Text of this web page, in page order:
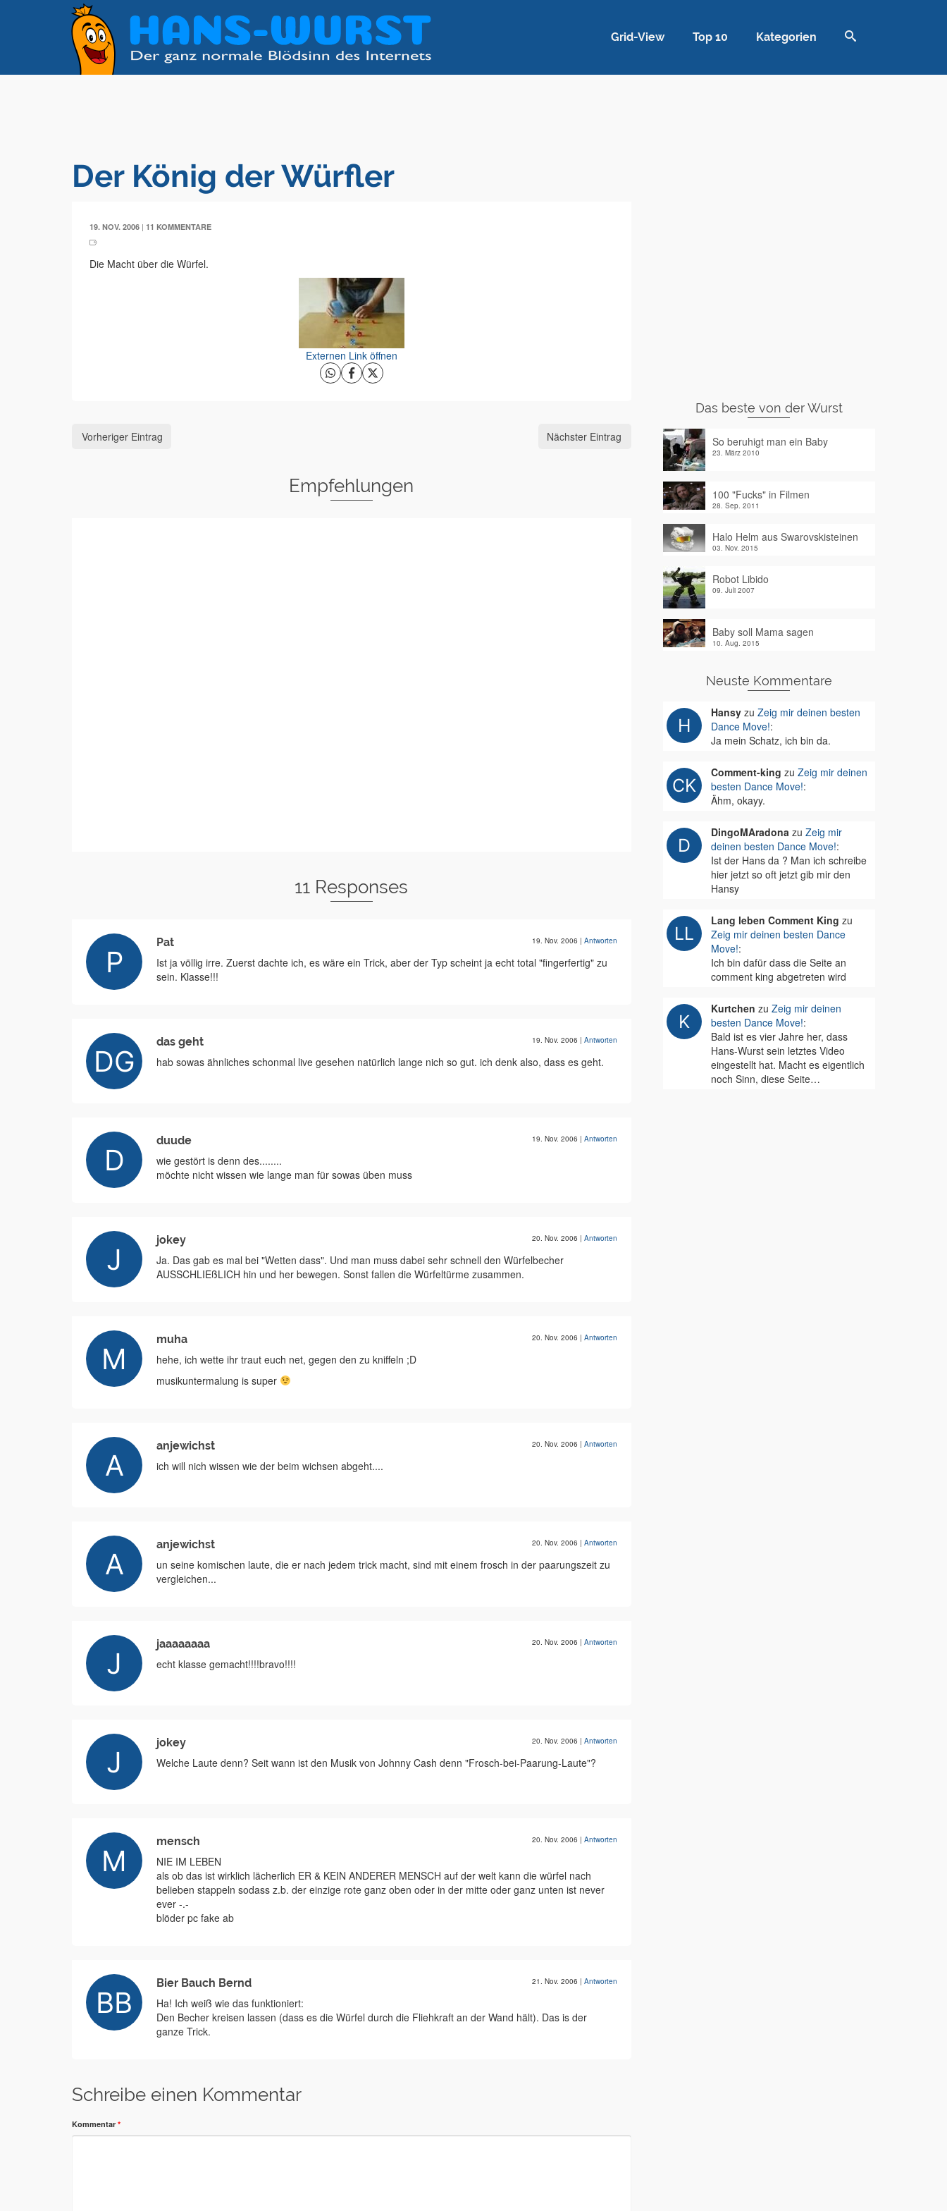
Grid-View Top 10 Kategorien
Der König der Würfler
19. NOV. 2006 | 11 KOMMENTARE
Die Macht über die Würfel.
Externen Link öffnen
Vorheriger Eintrag Nächster Eintrag
Empfehlungen
11 Responses
Pat 19. Nov. 2006 | Antworten
Ist ja völlig irre. Zuerst dachte ich, es wäre ein Trick, aber der Typ scheint ja echt total "fingerfertig" zu
sein. Klasse!!!
das geht 19. Nov. 2006 | Antworten
hab sowas ähnliches schonmal live gesehen natürlich lange nich so gut. ich denk also, dass es geht.
duude 19. Nov. 2006 | Antworten
wie gestört is denn des........
möchte nicht wissen wie lange man für sowas üben muss
jokey 20. Nov. 2006 | Antworten
Ja. Das gab es mal bei "Wetten dass". Und man muss dabei sehr schnell den Würfelbecher
AUSSCHLIEßLICH hin und her bewegen. Sonst fallen die Würfeltürme zusammen.
muha 20. Nov. 2006 | Antworten
hehe, ich wette ihr traut euch net, gegen den zu kniffeln ;D
musikuntermalung is super
anjewichst 20. Nov. 2006 | Antworten
ich will nich wissen wie der beim wichsen abgeht....
anjewichst 20. Nov. 2006 | Antworten
un seine komischen laute, die er nach jedem trick macht, sind mit einem frosch in der paarungszeit zu
vergleichen...
jaaaaaaaa 20. Nov. 2006 | Antworten
echt klasse gemacht!!!!bravo!!!!
jokey 20. Nov. 2006 | Antworten
Welche Laute denn? Seit wann ist den Musik von Johnny Cash denn "Frosch-bei-Paarung-Laute"?
mensch 20. Nov. 2006 | Antworten
NIE IM LEBEN
als ob das ist wirklich lächerlich ER & KEIN ANDERER MENSCH auf der welt kann die würfel nach
belieben stappeln sodass z.b. der einzige rote ganz oben oder in der mitte oder ganz unten ist never
ever -.-
blöder pc fake ab
Bier Bauch Bernd 21. Nov. 2006 | Antworten
Ha! Ich weiß wie das funktioniert:
Den Becher kreisen lassen (dass es die Würfel durch die Fliehkraft an der Wand hält). Das is der
ganze Trick.
Schreibe einen Kommentar
Kommentar *
Das beste von der Wurst
So beruhigt man ein Baby
23. März 2010
100 "Fucks" in Filmen
28. Sep. 2011
Halo Helm aus Swarovskisteinen
03. Nov. 2015
Robot Libido
09. Juli 2007
Baby soll Mama sagen
10. Aug. 2015
Neuste Kommentare
Hansyzu Zeig mir deinen besten
Dance Move!:
Ja mein Schatz, ich bin da.
Comment-king zu Zeig mir deinen
besten Dance Move!:
Ähm, okayy.
DingoMAradonazu Zeig mir
deinen besten Dance Move!:
Ist der Hans da ? Man ich schreibe
hier jetzt so oft jetzt gib mir den
Hansy
Lang leben Comment King zu
Zeig mir deinen besten Dance
Move!:
Ich bin dafür dass die Seite an
comment king abgetreten wird
Kurtchen zu Zeig mir deinen
besten Dance Move!:
Bald ist es vier Jahre her, dass
Hans-Wurst sein letztes Video
eingestellt hat. Macht es eigentlich
noch Sinn, diese Seite…